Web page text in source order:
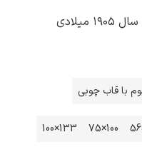
چوبی
133×100